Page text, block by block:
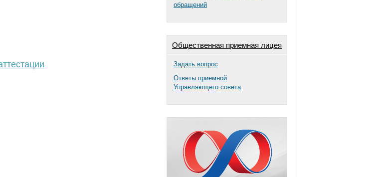
обращений
Общественная приемная лицея
Задать вопрос
Ответы приемной
Управляющего совета